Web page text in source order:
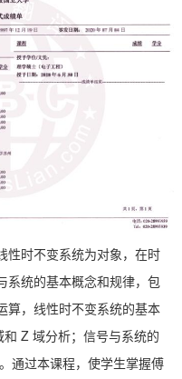
性时不变系统为对象，在时
系统的基本概念和规律，包
算，线性时不变系统的基本
和 Z 域分析；信号与系统的
通过本课程，使学生掌握傅